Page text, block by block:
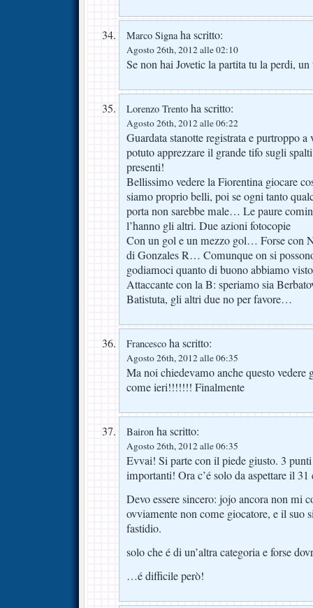
Marco Signaha scritto:
Agosto 26th, 2012 alle 02:10
Se non hai Jovetic la partita tu la perdi,
Lorenzo Trento ha scritto:
Agosto 26th, 2012 alle 06:22
Guardata stanotte registrata e purtroppo
potuto apprezzare il grande tifo sugli
presenti!
Bellissimo vedere la Fiorentina giocare
siamo proprio belli, poi se ogni tanto
porta non sarebbe male… Le paure
l’hanno gli altri. Due azioni fotocopie
Con un gol e un mezzo gol… Forse con
di Gonzales R… Comunque on si
godiamoci quanto di buono abbiamo
Attaccante con la B: speriamo sia
Batistuta, gli altri due no per favore…
Francesco ha scritto:
Agosto 26th, 2012 alle 06:35
Ma noi chiedevamo anche questo vedere
come ieri!!!!!!! Finalmente
Bairon ha scritto:
Agosto 26th, 2012 alle 06:35
Evvai! Si parte con il piede giusto. 3
importanti! Ora c’é solo da aspettare il
Devo essere sincero: jojo ancora non mi
ovviamente non come giocatore, e il suo
fastidio.
solo che é di un’altra categoria e forse
…é difficile però!